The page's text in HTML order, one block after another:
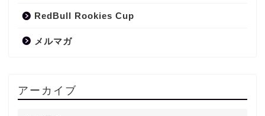
RedBull Rookies Cup
メルマガ
アーカイブ